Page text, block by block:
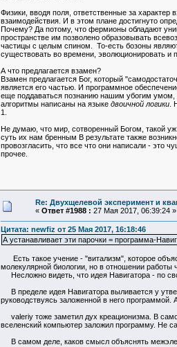
Физики, вводя поля, ответственные за характер
взаимодействия. И в этом плане достигнуто
Почему? Да потому, что фермионы обладают
пространстве им позволено образовывать
частицы с целым спином. То-есть бозоны
существовать во времени, эволюционировать и
А что предлагается взамен?
Взамен предлагается Бог, который
является его частью. И программное
еще поддаваться познанию нашим убогим умом,
алгоритмы написаны на языке двоичной логики.
1.
Не думаю, что мир, сотворенный Богом, такой
суть их нам бренным В результате также
провозгласить, что все что они написали - это
прочее.
Re: Двухщелевой эксперимент и
« Ответ #1988 : 27 Мая 2017, 06:39:24 »
Цитата: newfiz от 25 Мая 2017, 16:18:46
А устанавливает эти парочки = программа-
Есть такое учение - "витализм", которое
молекулярной биологии, но в отношении
Несложно видеть, что идея Навигатора - по
В пределе идея Навигатора выливается у
руководствуясь заложенной в него
valeriy тоже заметил дух креационизма. В
вселенский компьютер заложил программу. Не
В самом деле, каков смысл объяснять